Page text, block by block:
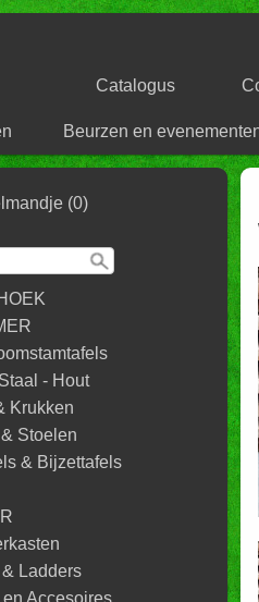
Catalogus
Beurzen en
(0)
- Hout
Krukken
Stoelen
& Bijzettafels
Ladders
en Accesoires